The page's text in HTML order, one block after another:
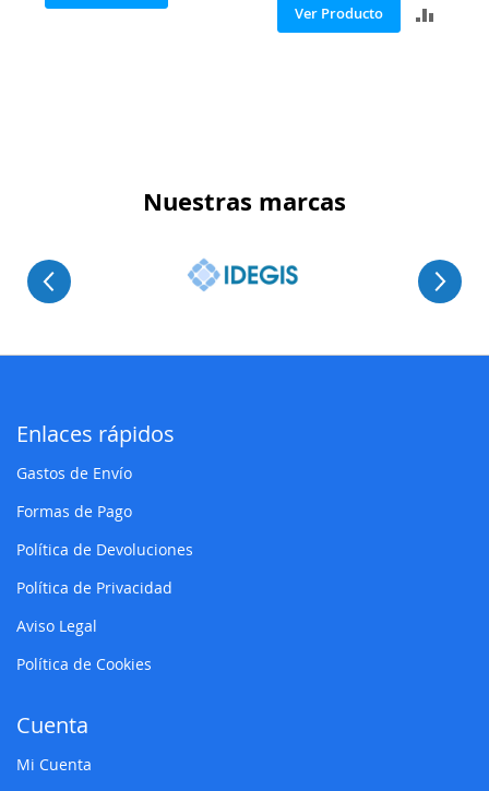
Ver Producto
Nuestras marcas
Enlaces rápidos
Gastos de Envío
Formas de Pago
Política de Devoluciones
Política de Privacidad
Aviso Legal
Política de Cookies
Cuenta
Mi Cuenta